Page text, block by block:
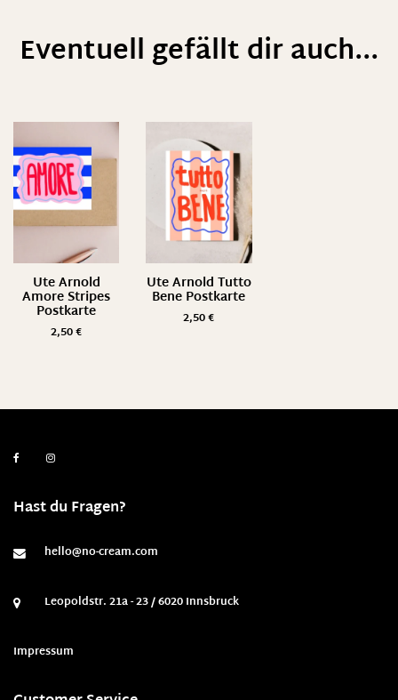
Eventuell gefällt dir auch...
Ute Arnold
Amore Stripes
Postkarte
2,50€
Ute Arnold Tutto
Bene Postkarte
2,50€
Hast du Fragen?
hello@no-cream.com
Leopoldstr. 21a - 23 / 6020 Innsbruck
Impressum